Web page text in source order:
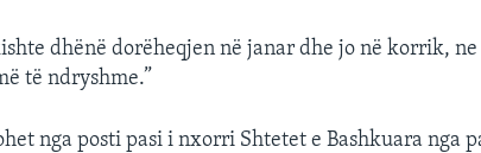
dhënë dorëheqjen në janar dhe jo në korrik,
të ndryshme.”
nga posti pasi i nxorri Shtetet e Bashkuara nga